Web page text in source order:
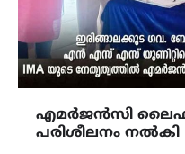
എമർജൻസി ലൈഫ്
പരിശീലനം നൽകി